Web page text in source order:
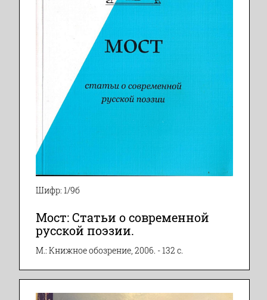
Шифр: 1/9б
Мост: Статьи о современной
русской поэзии.
М.: Книжное обозрение, 2006. - 132 с.